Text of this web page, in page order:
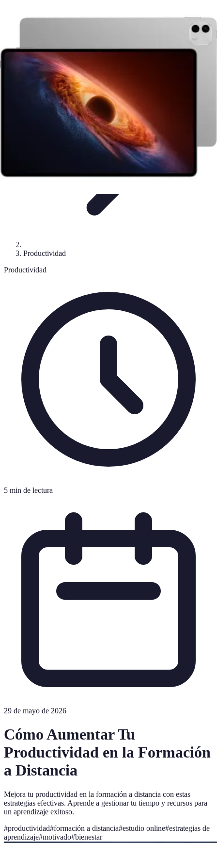
TutorialesAprendizaje EfectivoComparativasPlataformasRetos y
Soluciones
Formación a Distancia
Productividad
Productividad
5 min de lectura
29 de mayo de 2026
Cómo Aumentar Tu
Productividad en la Formación
a Distancia
Mejora tu productividad en la formación a distancia con estas
estrategias efectivas. Aprende a gestionar tu tiempo y recursos para
un aprendizaje exitoso.
#productividad#formación a distancia#estudio online#estrategias de
aprendizaje#motivado#bienestar